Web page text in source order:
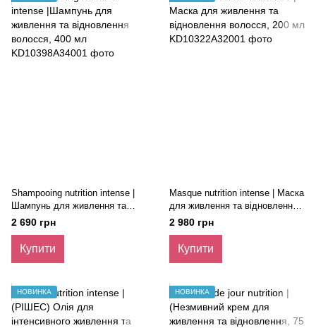
Shampooing nutrition intense |
Шампунь для живлення та
відновлення волосся, 400 мл
2 690 грн
Купити
Masque nutrition intense | Маска
для живлення та відновлення
волосся, 200 мл
2 980 грн
Купити
НОВИНКА НОВИНКА